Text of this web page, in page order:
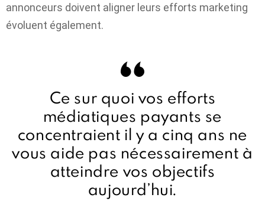
annonceurs doivent aligner leurs efforts marketing
évoluent également.
Ce sur quoi vos efforts
médiatiques payants se
concentraient il y a cinq ans ne
vous aide pas nécessairement à
atteindre vos objectifs
aujourd’hui.